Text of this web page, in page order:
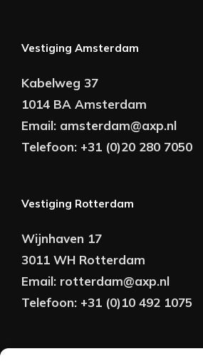
Vestiging Amsterdam
Kabelweg 37
1014 BA Amsterdam
Email: amsterdam@axp.nl
Telefoon: +31 (0)20 280 7050
Vestiging Rotterdam
Wijnhaven 17
3011 WH Rotterdam
Email: rotterdam@axp.nl
Telefoon: +31 (0)10 492 1075